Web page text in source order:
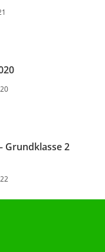
Grundklasse 2